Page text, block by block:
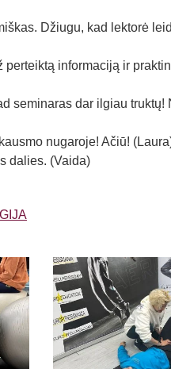
Džiugu, kad lektorė
perteiktą informaciją ir
seminaras dar ilgiau
nugaroje! Ačiū!
dalies. (Vaida)